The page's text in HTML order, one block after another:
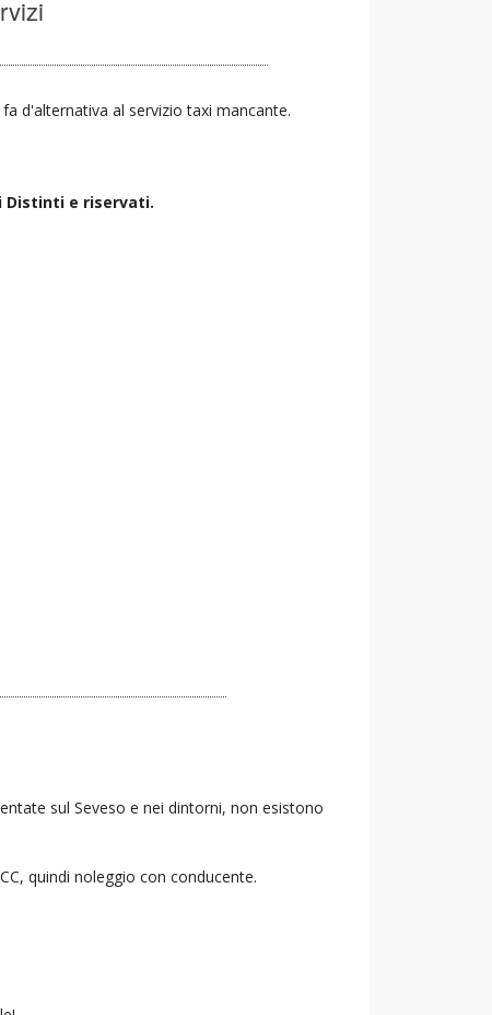
d'alternativa al servizio taxi mancante.
Distinti e riservati.
sul Seveso e nei dintorni, non esistono
quindi noleggio con conducente.